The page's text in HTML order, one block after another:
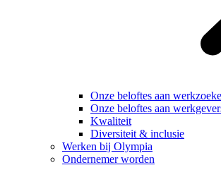
Onze beloftes aan
Onze beloftes aan
Kwaliteit
Diversiteit & inclusie
Werken bij Olympia
Ondernemer worden